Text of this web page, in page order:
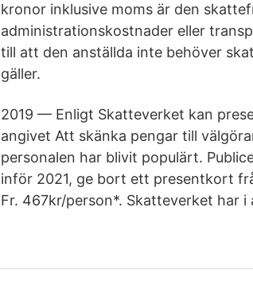
kronor inklusive moms är den
administrationskostnader eller
till att den anställda inte behöver
gäller.
2019 — Enligt Skatteverket kan
angivet Att skänka pengar till
personalen har blivit populärt.
inför 2021, ge bort ett presentkort
Fr. 467kr/person*. Skatteverket har